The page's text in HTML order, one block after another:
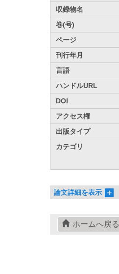
収録物名
巻(号)
ページ
刊行年月
言語
ハンドルURL
DOI
アクセス権
出版タイプ
カテゴリ
論文詳細を表示
ホームへ戻る